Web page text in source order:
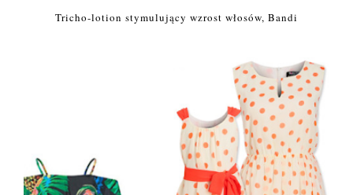
Tricho-lotion stymulujący wzrost włosów, Bandi